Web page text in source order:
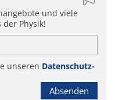
und viele
Physik!
unseren Datenschutz-
Absenden